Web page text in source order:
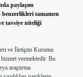
paylaşım
benzerlikleri tamamen
tavsiye niteliği
ve İletişim Kurumu
vermektedir. Bu
araştırma